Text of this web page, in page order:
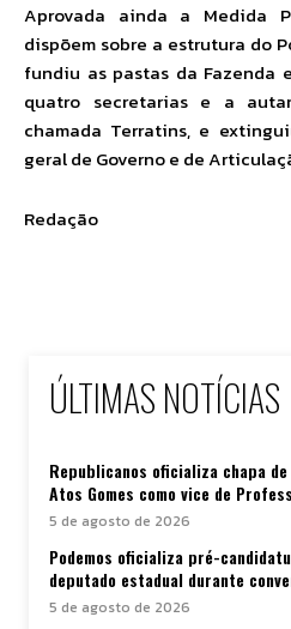
Aprovada ainda a Medida
dispõem sobre a estrutura do
fundiu as pastas da Fazenda
quatro secretarias e a
chamada Terratins, e
geral de Governo e de
Redação
ÚLTIMAS NOTÍCIAS
Republicanos oficializa chapa
Atos Gomes como vice de
5 de agosto de 2026
Podemos oficializa pré-
deputado estadual durante
5 de agosto de 2026